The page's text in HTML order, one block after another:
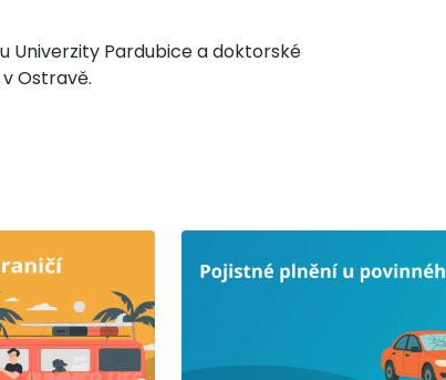
Univerzity Pardubice a doktorské
Ostravě.